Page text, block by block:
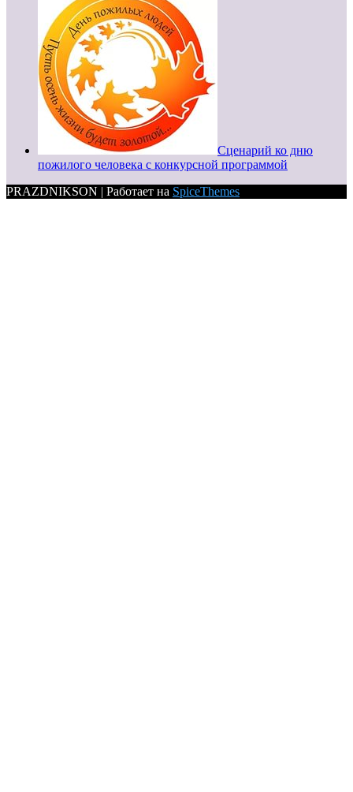
Сценарий ко дню
пожилого человека с конкурсной программой
PRAZDNIKSON | Работает на SpiceThemes